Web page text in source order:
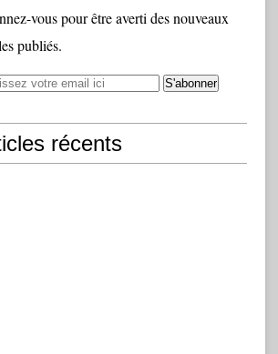
vous pour être averti des nouveaux
publiés.
récents